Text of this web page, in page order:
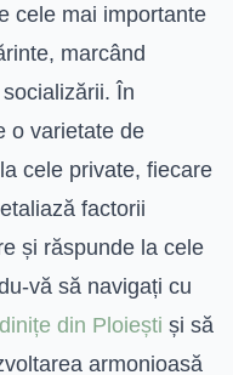
cele mai importante
marcând
În
o varietate de
cele private, fiecare
factorii
și răspunde la cele
vă să navigați cu
din Ploiești și să
armonioasă